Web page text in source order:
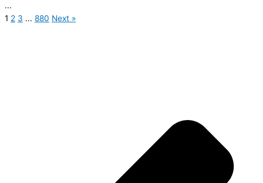
...
1 2 3 ... 880 Next »